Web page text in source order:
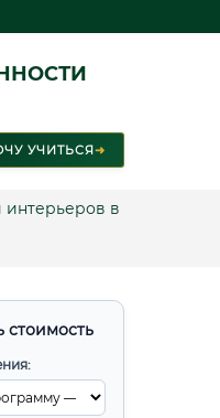
УЧИТЬСЯ➜
интерьеров в
стоимость